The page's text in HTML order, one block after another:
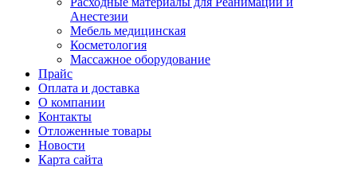
Анестезии
Мебель медицинская
Косметология
Массажное оборудование
Прайс
Оплата и доставка
О компании
Контакты
Отложенные товары
Новости
Карта сайта